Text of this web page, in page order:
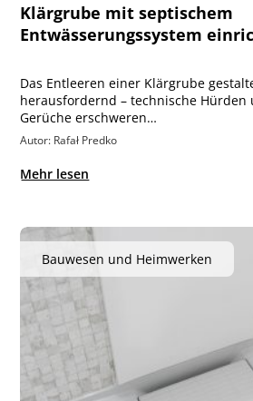
Klärgrube mit septischem
Entwässerungssystem
Das Entleeren einer Klärgrube
herausfordernd – technische Hürden
Gerüche erschweren…
Autor: Rafał Predko
Mehr lesen
Bauwesen und Heimwerken